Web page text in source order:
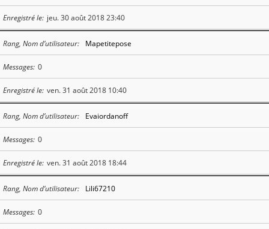
Enregistré le jeu. 30 août 2018 23:40
Rang, Nom d’utilisateur Mapetitepose
Messages 0
Enregistré le ven. 31 août 2018 10:40
Rang, Nom d’utilisateur Evaiordanoff
Messages 0
Enregistré le ven. 31 août 2018 18:44
Rang, Nom d’utilisateur Lili67210
Messages 0